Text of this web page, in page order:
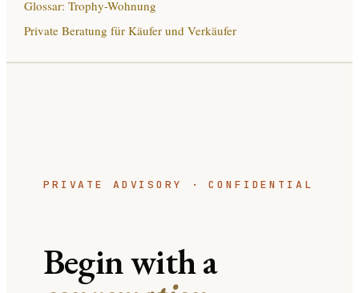
Glossar: Trophy-Wohnung
Private Beratung für Käufer und Verkäufer
PRIVATE ADVISORY · CONFIDENTIAL
Begin with a